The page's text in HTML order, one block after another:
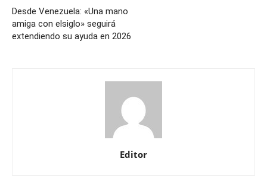
Desde Venezuela: «Una mano
amiga con elsiglo» seguirá
extendiendo su ayuda en 2026
Editor